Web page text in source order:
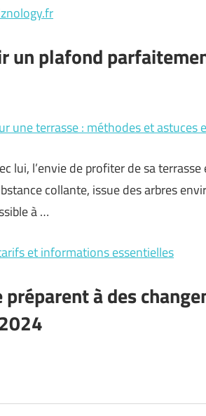
un plafond
une terrasse : méthodes et astuces
lui, l’envie de profiter de sa
collante, issue des arbres
à …
et informations essentielles
préparent à des